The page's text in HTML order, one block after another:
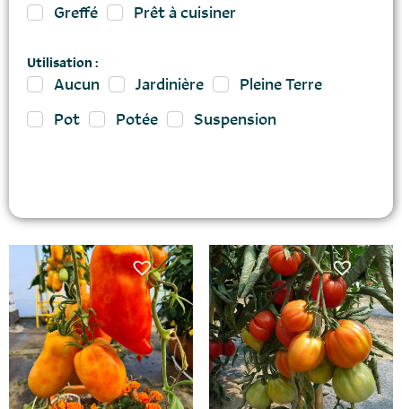
Greffé
Prêt à cuisiner
Utilisation :
Aucun Jardinière
Pleine Terre
Pot
Potée Suspension